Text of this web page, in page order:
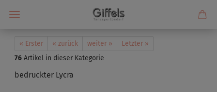
« Erster « zurück weiter »
Letzter »
76 Artikel in dieser Kategorie
bedruckter Lycra